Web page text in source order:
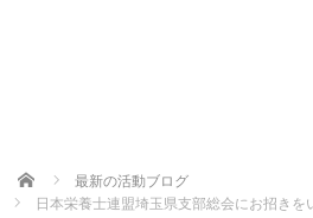
Home
最新の活動ブログ
日本栄養士連盟埼玉県支部総会にお招きを